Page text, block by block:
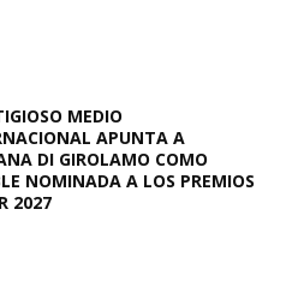
MEDIO
APUNTA A
DI GIROLAMO COMO
NOMINADA A LOS PREMIOS
2027